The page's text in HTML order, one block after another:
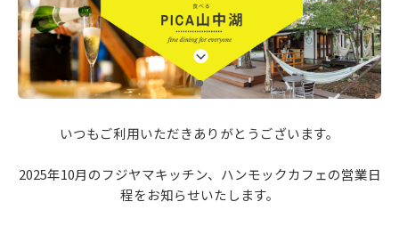
いつもご利用いただきありがとうございます。
2025年10月のフジヤマキッチン、ハンモックカフェの営業日
程をお知らせいたします。